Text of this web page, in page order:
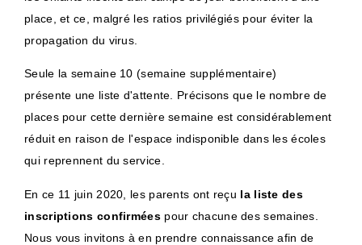
place, et ce, malgré les ratios privilégiés pour éviter la
propagation du virus.
Seule la semaine 10 (semaine supplémentaire)
présente une liste d'attente. Précisons que le nombre de
places pour cette dernière semaine est considérablement
réduit en raison de l'espace indisponible dans les écoles
qui reprennent du service.
En ce 11 juin 2020, les parents ont reçu la liste des
inscriptions confirméespour chacune des semaines.
Nous vous invitons à en prendre connaissance afin de